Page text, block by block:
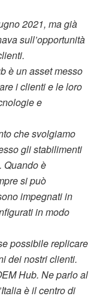
2021, ma già
sull’opportunità
è un asset messo
i clienti e le loro
e
che svolgiamo
gli stabilimenti
Quando è
si può
impegnati in
in modo
possibile replicare
dei nostri clienti.
Hub. Ne parlo al
è il centro di